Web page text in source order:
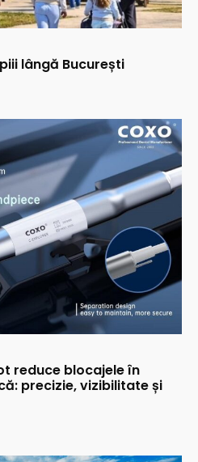
lângă București
reduce blocajele în
precizie, vizibilitate și